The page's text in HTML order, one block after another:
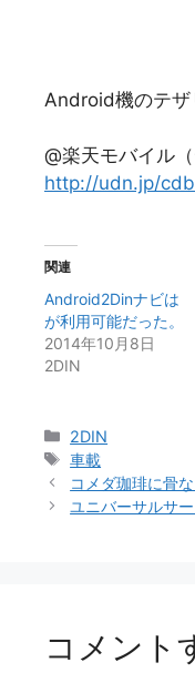
Android機のテザ
@楽天モバイル（
http://udn.jp/
関連
Android2Dinナビは
が利用可能だった。
2014年10月8日
2DIN
カ
テ
ゴ
リ
2DIN
タ
グ
車載
コメダ珈琲に骨
ユニバーサルサ
コメント